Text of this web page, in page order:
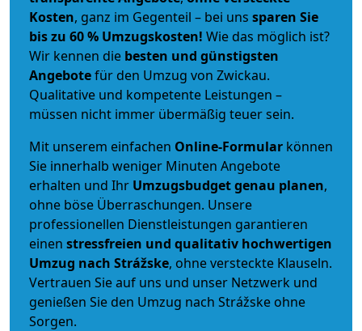
Kosten, ganz im Gegenteil – bei uns sparen Sie
bis zu 60 % Umzugskosten! Wie das möglich ist?
Wir kennen die besten und günstigsten
Angebotefür den Umzug von Zwickau.
Qualitative und kompetente Leistungen –
müssen nicht immer übermäßig teuer sein.
Mit unserem einfachen Online-Formular können
Sie innerhalb weniger Minuten Angebote
erhalten und Ihr Umzugsbudgetgenau planen,
ohne böse Überraschungen. Unsere
professionellen Dienstleistungen garantieren
einen stressfreien und qualitativ hochwertigen
Umzug nach Strážske, ohne versteckte Klauseln.
Vertrauen Sie auf uns und unser Netzwerk und
genießen Sie den Umzug nach Strážske ohne
Sorgen.